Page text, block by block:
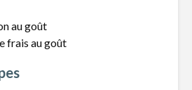
au goût
frais au goût
en tube